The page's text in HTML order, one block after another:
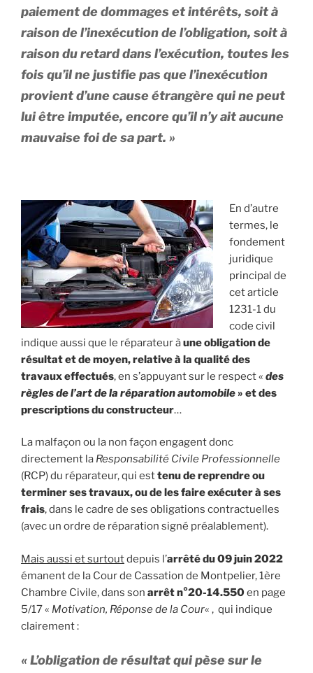
paiement de dommages et intérêts, soit à
raison de l’inexécution de l’obligation, soit à
raison du retard dans l’exécution, toutes les
fois qu’il ne justifie pas que l’inexécution
provient d’une cause étrangère qui ne peut
lui être imputée, encore qu’il n’y ait aucune
mauvaise foi de sa part. »
En d’autre
termes, le
fondement
juridique
principal de
cet article
1231-1 du
code civil
indique aussi que le réparateur àune obligation de
résultat et de moyen, relative à la qualité des
travaux effectués, en s’appuyant sur le respect « des
règles de l’art de la réparation automobile » et des
prescriptions du constructeur…
La malfaçon ou la non façon engagent donc
directement la Responsabilité Civile Professionnelle
(RCP) du réparateur, qui esttenu de reprendre ou
terminer ses travaux, ou de les faire exécuter à ses
frais, dans le cadre de ses obligations contractuelles
(avec un ordre de réparation signé préalablement).
Mais aussi et surtoutdepuis l’arrêté du 09 juin 2022
émanent de la Cour de Cassation de Montpelier, 1ère
Chambre Civile, dans son arrêt n°20-14.550en page
5/17 « Motivation, Réponse de la Cour« , qui indique
clairement :
« L’obligation de résultat qui pèse sur le